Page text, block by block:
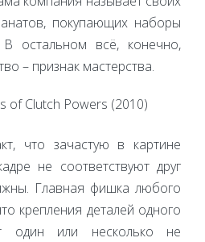
покупающих наборы
остальном всё, конечно,
– признак мастерства.
что зачастую в картине
не соответствуют друг
Главная фишка любого
крепления деталей одного
один или несколько не